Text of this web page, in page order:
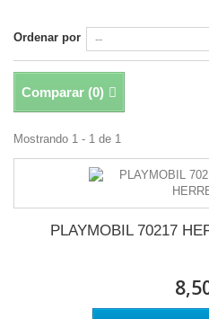
Ordenar por
Comparar (0)
Mostrando 1 - 1 de 1
PLAYMOBIL 70217